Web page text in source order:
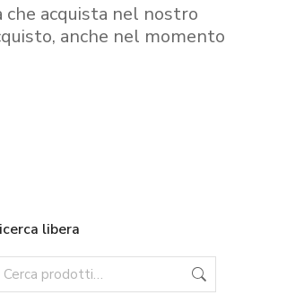
che acquista nel nostro
anche nel momento
libera